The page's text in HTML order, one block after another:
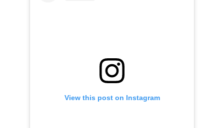
View this post on Instagram